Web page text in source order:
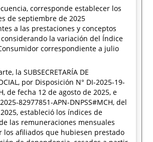
corresponde establecer los
de septiembre de 2025
a las prestaciones y conceptos
la variación del Índice
correspondiente a julio
la SUBSECRETARÍA DE
por Disposición N° DI-2025-19-
de fecha 12 de agosto de 2025, e
82977851-APN-DNPSS#MCH, del
estableció los índices de
las remuneraciones mensuales
los afiliados que hubiesen prestado